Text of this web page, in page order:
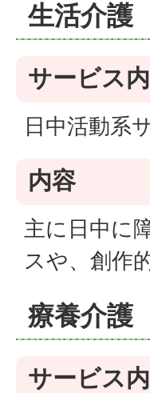
生活介護
サービス
日中活動系
内容
主に日中に
スや、創作
療養介護
サービス